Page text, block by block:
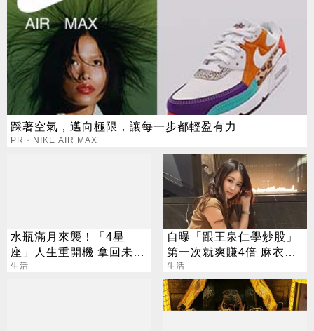
踩著空氣，邁向極限，讓每一步都輕盈有力
PR・NIKE AIR MAX
水瓶滿月來襲！「4星
座」人生重開機 拿回未來
方向盤
生活
自曝「跟王泉仁學炒股」
第一次就爽賺4倍 麻衣：
感謝指導
生活